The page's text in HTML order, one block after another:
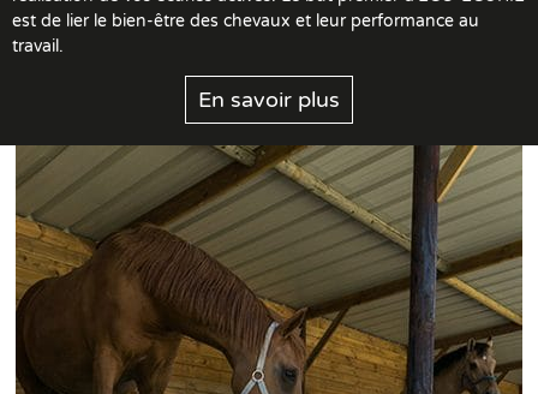
est de lier le bien-être des chevaux et leur performance au
travail.
En savoir plus